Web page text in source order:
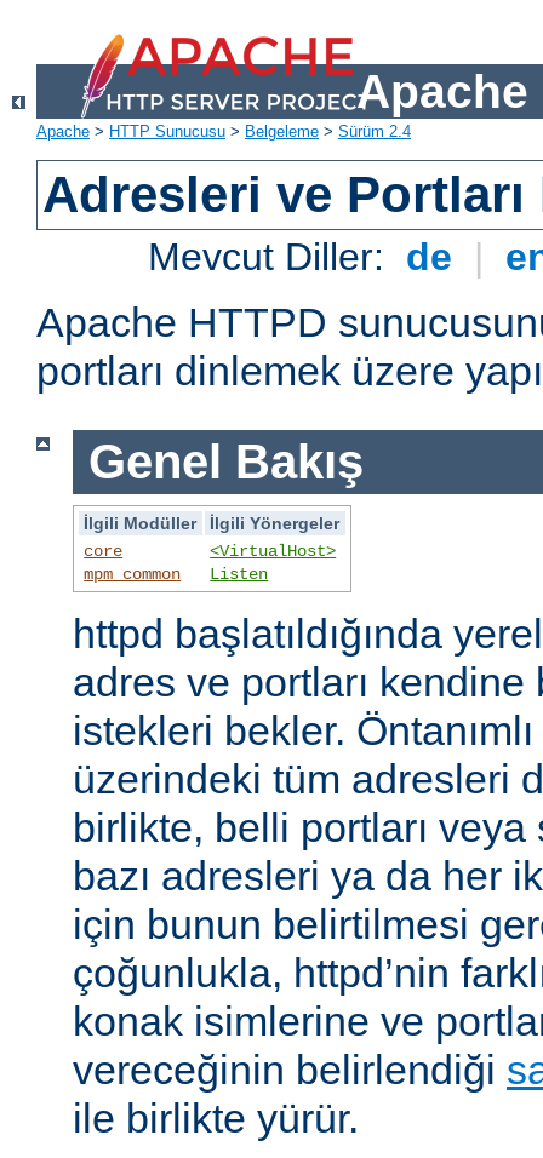
Apache
Apache > HTTP Sunucusu > Belgeleme > Sürüm 2.4
Adresleri ve Portları
Mevcut Diller: de |
Apache HTTPD
portları dinlemek üzere
Genel Bakış
İlgili Modüller
İlgili Yönergeler
core
mpm_common
<VirtualHost>
Listen
httpd başlatıldığında
adres ve portları
istekleri bekler.
üzerindeki tüm adresleri
birlikte, belli portları
bazı adresleri ya da her
için bunun belirtilmesi
çoğunlukla, httpd’nin
konak isimlerine ve
vereceğinin belirlendiği
ile birlikte yürür.